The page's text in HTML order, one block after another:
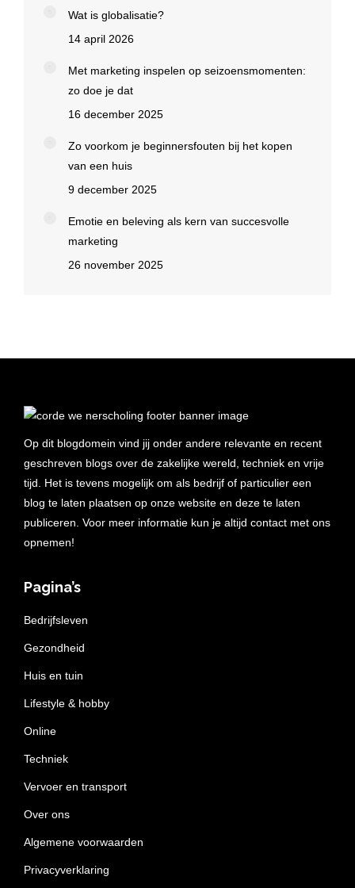
Wat is globalisatie?
14 april 2026
Met marketing inspelen op seizoensmomenten:
zo doe je dat
16 december 2025
Zo voorkom je beginnersfouten bij het kopen
van een huis
9 december 2025
Emotie en beleving als kern van succesvolle
marketing
26 november 2025
Op dit blogdomein vind jij onder andere relevante en recent
geschreven blogs over de zakelijke wereld, techniek en vrije
tijd. Het is tevens mogelijk om als bedrijf of particulier een
blog te laten plaatsen op onze website en deze te laten
publiceren. Voor meer informatie kun je altijd contact met ons
opnemen!
Pagina’s
Bedrijfsleven
Gezondheid
Huis en tuin
Lifestyle & hobby
Online
Techniek
Vervoer en transport
Over ons
Algemene voorwaarden
Privacyverklaring